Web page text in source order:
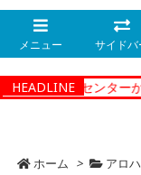
メニュー サイドバ
HEADLINE
ショナルセンター
ホーム > アロ